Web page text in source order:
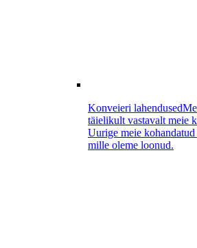
Konveieri lahendused
täielikult vastavalt meie
Uurige meie
mille oleme loonud.